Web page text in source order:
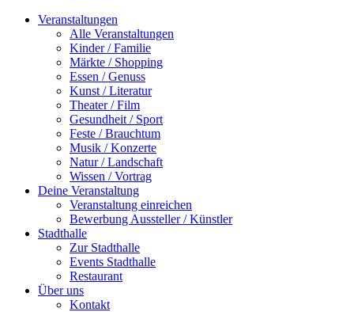
Veranstaltungen
Alle Veranstaltungen
Kinder / Familie
Märkte / Shopping
Essen / Genuss
Kunst / Literatur
Theater / Film
Gesundheit / Sport
Feste / Brauchtum
Musik / Konzerte
Natur / Landschaft
Wissen / Vortrag
Deine Veranstaltung
Veranstaltung einreichen
Bewerbung Aussteller / Künstler
Stadthalle
Zur Stadthalle
Events Stadthalle
Restaurant
Über uns
Kontakt